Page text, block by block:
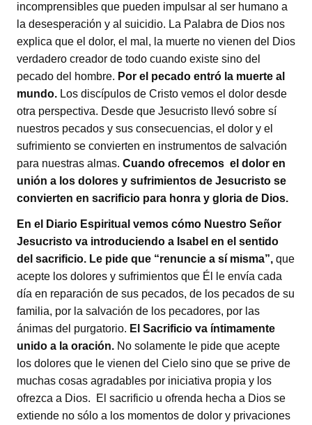
incomprensibles que pueden impulsar al ser humano a
la desesperación y al suicidio. La Palabra de Dios nos
explica que el dolor, el mal, la muerte no vienen del Dios
verdadero creador de todo cuando existe sino del
pecado del hombre. Por el pecado entró la muerte al
mundo. Los discípulos de Cristo vemos el dolor desde
otra perspectiva. Desde que Jesucristo llevó sobre sí
nuestros pecados y sus consecuencias, el dolor y el
sufrimiento se convierten en instrumentos de salvación
para nuestras almas. Cuando ofrecemos el dolor en
unión a los dolores y sufrimientos de Jesucristo se
convierten en sacrificio para honra y gloria de Dios.
En el Diario Espiritual vemos cómo Nuestro Señor
Jesucristo va introduciendo a Isabel en el sentido
del sacrificio. Le pide que “renuncie a sí misma”, que
acepte los dolores y sufrimientos que Él le envía cada
día en reparación de sus pecados, de los pecados de su
familia, por la salvación de los pecadores, por las
ánimas del purgatorio. El Sacrificio va íntimamente
unido a la oración. No solamente le pide que acepte
los dolores que le vienen del Cielo sino que se prive de
muchas cosas agradables por iniciativa propia y los
ofrezca a Dios. El sacrificio u ofrenda hecha a Dios se
extiende no sólo a los momentos de dolor y privaciones